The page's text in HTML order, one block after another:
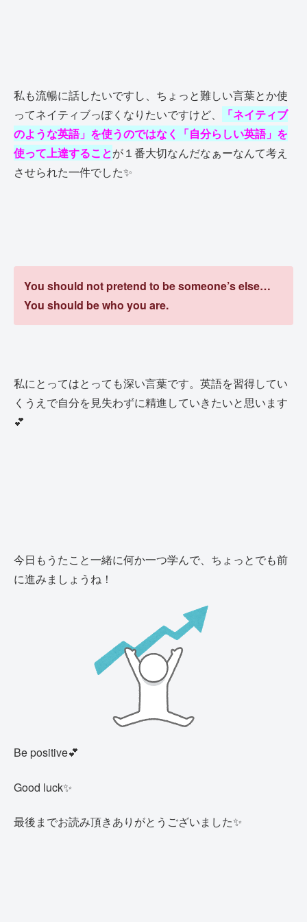
私も流暢に話したいですし、ちょっと難しい言葉とか使
ってネイティブっぽくなりたいですけど、
「ネイティブ
のような英語」を使うのではなく「自分らしい英語」を
使って上達することが１番大切なんだなぁーなんて考え
させられた一件でした✨
You should not pretend to be someone’s else…
You should be who you are.
私にとってはとっても深い言葉です。英語を習得してい
くうえで自分を見失わずに精進していきたいと思います
💕
今日もうたこと一緒に何か一つ学んで、ちょっとでも前
に進みましょうね！
Be positive💕
Good luck✨
最後までお読み頂きありがとうございました✨